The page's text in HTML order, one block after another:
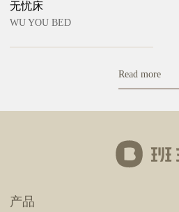
无忧床
WU YOU BED
Read more
产品